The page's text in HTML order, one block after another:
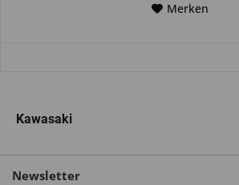
Merken
Kawasaki
Newsletter